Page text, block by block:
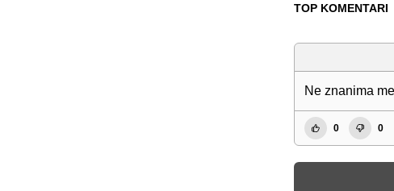
TOP KOMENTARI
Ne znanima
0 0